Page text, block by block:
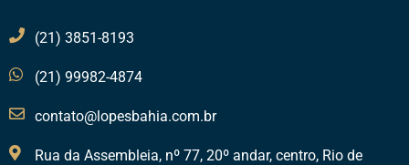
(21) 3851-8193
(21) 99982-4874
contato@lopesbahia.com.br
Rua da Assembleia, nº 77, 20º andar, centro, Rio de